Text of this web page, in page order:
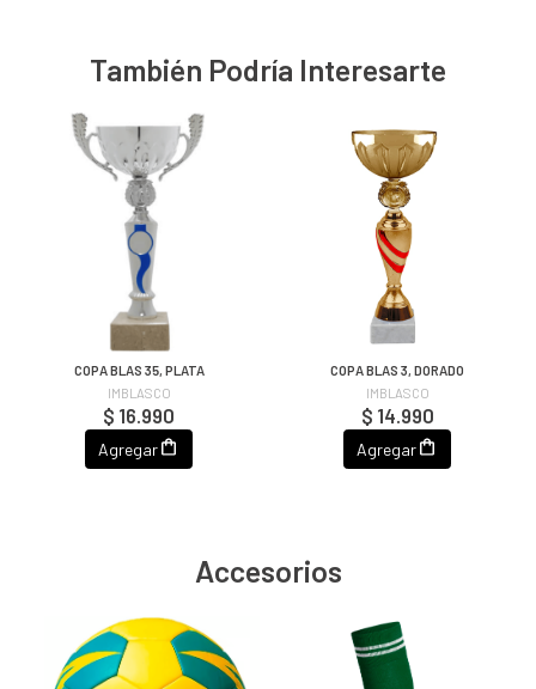
También Podría Interesarte
COPA BLAS 35, PLATA
IMBLASCO
$ 16.990
Agregar
COPA BLAS 3, DORADO
IMBLASCO
$ 14.990
Agregar
Accesorios